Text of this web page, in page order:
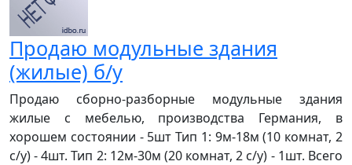
Продаю модульные здания
(жилые) б/у
Продаю сборно-разборные модульные здания
жилые с мебелью, производства Германия, в
хорошем состоянии - 5шт Тип 1: 9м-18м (10 комнат, 2
с/у) - 4шт. Тип 2: 12м-30м (20 комнат, 2 с/у) - 1шт. Всего